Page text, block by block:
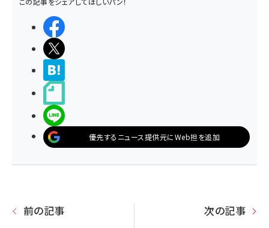
優先するニュース提供元にWeb担を追加
前の記事 次の記事